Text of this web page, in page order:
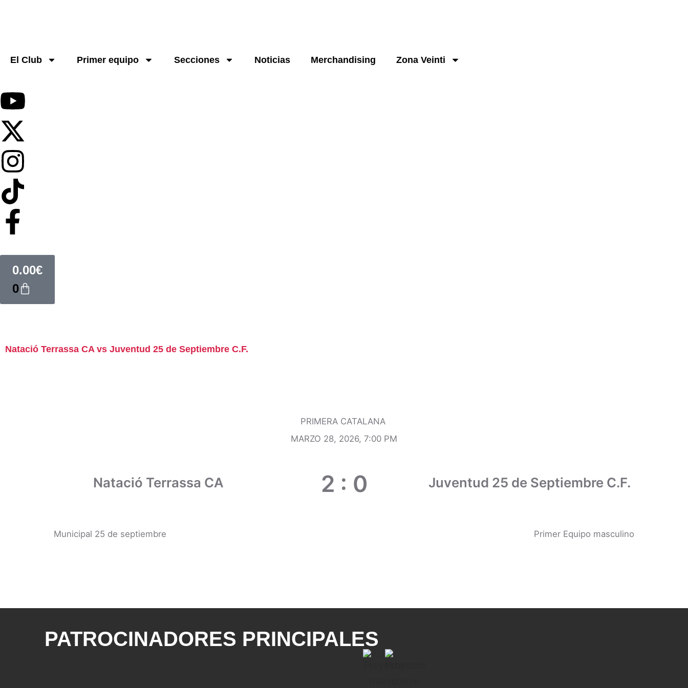
El Club Primer equipo Secciones Noticias Merchandising Zona Veinti
0.00€
0
Natació Terrassa CA vs Juventud 25 de Septiembre C.F.
PRIMERA CATALANA
MARZO 28, 2026, 7:00 PM
Natació Terrassa CA 2 : 0 Juventud 25 de Septiembre C.F.
Municipal 25 de septiembre Primer Equipo masculino
PATROCINADORES PRINCIPALES